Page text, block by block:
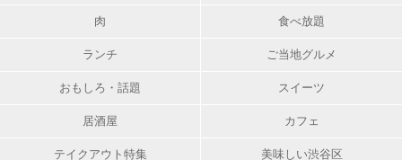
肉 食べ放題
ランチ ご当地グルメ
おもしろ・話題 スイーツ
居酒屋 カフェ
テイクアウト特集 美味しい渋谷区